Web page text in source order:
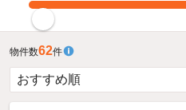
物件数62件